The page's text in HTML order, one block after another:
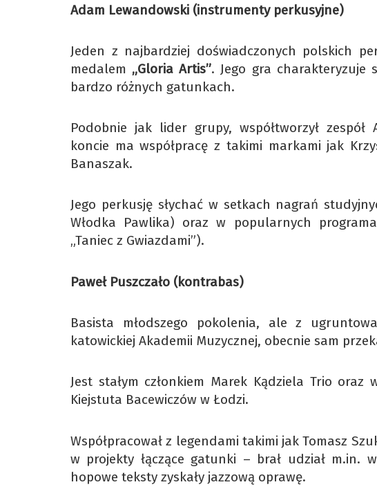
Adam Lewandowski (instrumenty perkusyjne)
Jeden z najbardziej doświadczonych polskich
medalem „Gloria Artis”. Jego gra charakteryzuje
bardzo różnych gatunkach.
Podobnie jak lider grupy, współtworzył zespół
koncie ma współpracę z takimi markami jak
Banaszak.
Jego perkusję słychać w setkach nagrań
Włodka Pawlika) oraz w popularnych
„Taniec z Gwiazdami”).
Paweł Puszczało (kontrabas)
Basista młodszego pokolenia, ale z
katowickiej Akademii Muzycznej, obecnie sam
Jest stałym członkiem Marek Kądziela Trio oraz
Kiejstuta Bacewiczów w Łodzi.
Współpracował z legendami takimi jak Tomasz
w projekty łączące gatunki – brał udział m.in.
hopowe teksty zyskały jazzową oprawę.